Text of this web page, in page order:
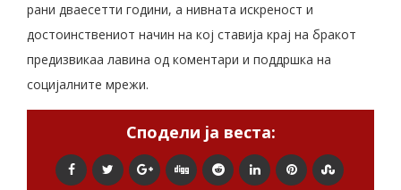
рани дваесетти години, а нивната искреност и
достоинствениот начин на кој ставија крај на бракот
предизвикаа лавина од коментари и поддршка на
социјалните мрежи.
Сподели ја веста: